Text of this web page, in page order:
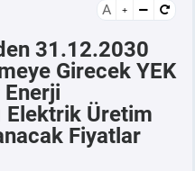
A
31.12.2030
Girecek YEK
Elektrik Üretim
Fiyatlar